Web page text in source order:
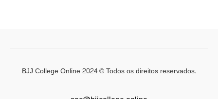
BJJ College Online 2024 © Todos os direitos reservados.